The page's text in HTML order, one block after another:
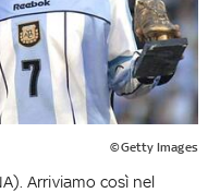
©Getty Images
Arriviamo così nel